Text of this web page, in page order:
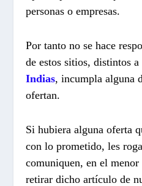
personas o empresas.
Por tanto no se hace
de estos sitios, distintos a
Indias, incumpla alguna
ofertan.
Si hubiera alguna oferta
con lo prometido, les
comuniquen, en el
retirar dicho artículo de